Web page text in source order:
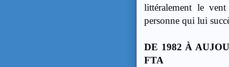
littéralement le
personne qui lui
DE 1982 À
FTA